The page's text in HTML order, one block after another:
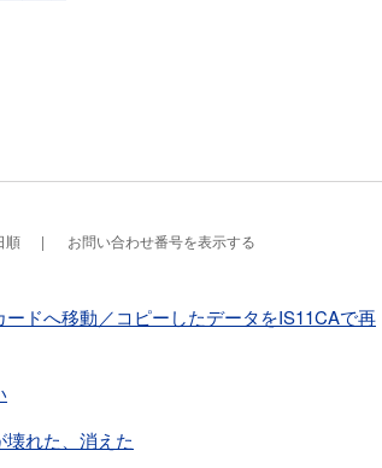
順 お問い合わせ番号を表示する
ードへ移動／コピーしたデータをIS11CAで再
れた、消えた